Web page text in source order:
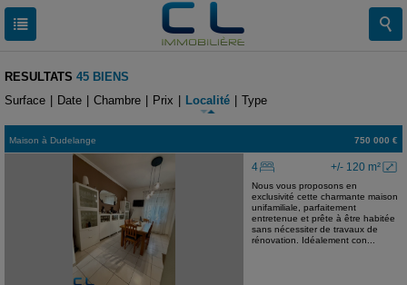
RESULTATS 45 BIENS
Surface
Date Chambre Prix Localité Type
Maison à Dudelange 750 000 €
+/- 120 m²
4
Nous vous proposons en
exclusivité cette charmante maison
unifamiliale, parfaitement
entretenue et prête à être habitée
sans nécessiter de travaux de
rénovation. Idéalement con...